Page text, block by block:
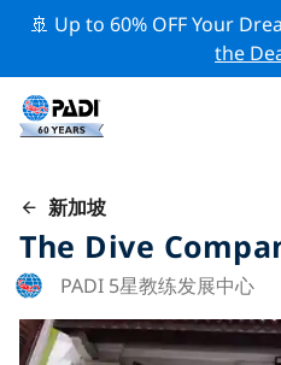
🚢 Up to 60% OFF Your
the
新加坡
The Dive
PADI 5星教练发展中心